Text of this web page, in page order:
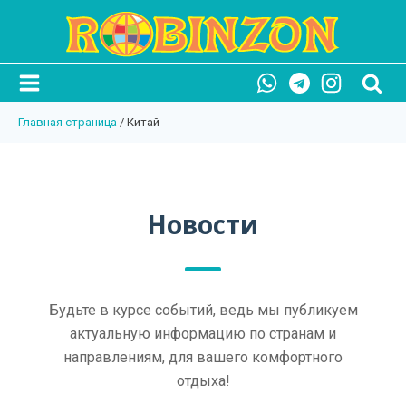
Главная страница / Китай
Новости
Будьте в курсе событий, ведь мы публикуем
актуальную информацию по странам и
направлениям, для вашего комфортного
отдыха!